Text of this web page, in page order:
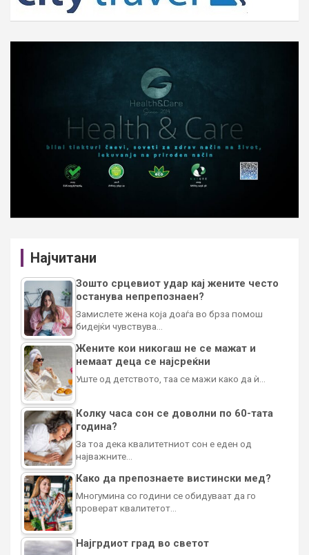
Најчитани
Зошто срцевиот удар кај жените често
останува непрепознаен?
Замислете жена која доаѓа во брза помош
бидејќи чувствува…
Жените кои никогаш не се мажат и
немаат деца се најсреќни
Уште од детството, таа се мажи како да ѝ…
Колку часа сон се доволни по 60-тата
година?
За тоа дека квалитетниот сон е еден од
најважните…
Како да препознаете вистински мед?
Многумина со години се обидуваат да го
проверат квалитетот…
Најгрдиот град во светот